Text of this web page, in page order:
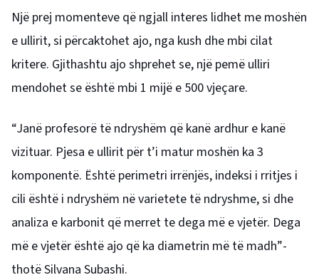
Një prej momenteve që ngjall interes lidhet me moshën
e ullirit, si përcaktohet ajo, nga kush dhe mbi cilat
kritere. Gjithashtu ajo shprehet se, një pemë ulliri
mendohet se është mbi 1 mijë e 500 vjeçare.
“Janë profesorë të ndryshëm që kanë ardhur e kanë
vizituar. Pjesa e ullirit për t’i matur moshën ka 3
komponentë. Është perimetri irrënjës, indeksi i rritjes i
cili është i ndryshëm në varietete të ndryshme, si dhe
analiza e karbonit që merret te dega më e vjetër. Dega
më e vjetër është ajo që ka diametrin më të madh”-
thotë Silvana Subashi.